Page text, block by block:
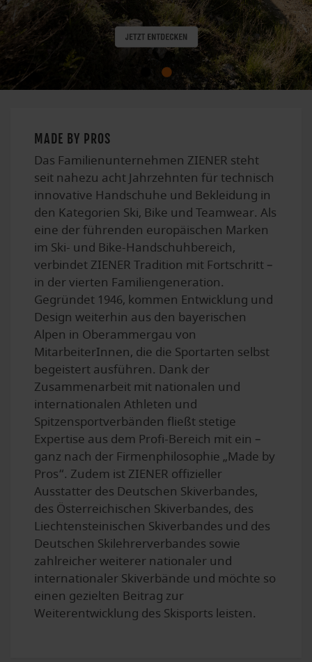
MADE BY PROS
Das Familienunternehmen ZIENER steht
seit nahezu acht Jahrzehnten für technisch
innovative Handschuhe und Bekleidung in
den Kategorien Ski, Bike und Teamwear. Als
eine der führenden europäischen Marken
im Ski- und Bike-Handschuhbereich,
verbindet ZIENER Tradition mit Fortschritt –
in der vierten Familiengeneration.
Gegründet 1946, kommen Entwicklung und
Design weiterhin aus den bayerischen
Alpen in Oberammergau von
MitarbeiterInnen, die die Sportarten selbst
begeistert ausführen. Dank der
Zusammenarbeit mit nationalen und
internationalen Athleten und
Spitzensportverbänden fließt stetige
Expertise aus dem Profi-Bereich mit ein –
ganz nach der Firmenphilosophie „Made by
Pros“. Zudem ist ZIENER offizieller
Ausstatter des Deutschen Skiverbandes,
des Österreichischen Skiverbandes, des
Liechtensteinischen Skiverbandes und des
Deutschen Skilehrerverbandes sowie
zahlreicher weiterer nationaler und
internationaler Skiverbände und möchte so
einen gezielten Beitrag zur
Weiterentwicklung des Skisports leisten.